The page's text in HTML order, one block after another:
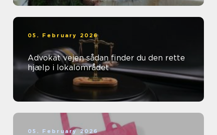
05. February 2026
Advokat vejen sådan finder du den rette
hjælp i lokalområdet
05. February 2026